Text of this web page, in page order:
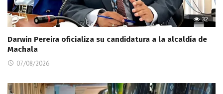
32
Darwin Pereira oficializa su candidatura a la alcaldía de
Machala
07/08/2026